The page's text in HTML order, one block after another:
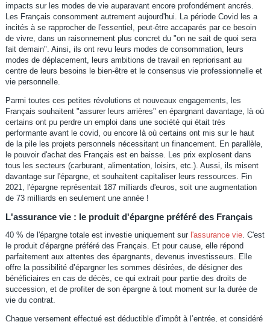
impacts sur les modes de vie auparavant encore profondément ancrés.
Les Français consomment autrement aujourd'hui. La période Covid les a
incités à se rapprocher de l'essentiel, peut-être accaparés par ce besoin
de vivre, dans un raisonnement plus concret du "on ne sait de quoi sera
fait demain". Ainsi, ils ont revu leurs modes de consommation, leurs
modes de déplacement, leurs ambitions de travail en repriorisant au
centre de leurs besoins le bien-être et le consensus vie professionnelle et
vie personnelle.
Parmi toutes ces petites révolutions et nouveaux engagements, les
Français souhaitent "assurer leurs arrières" en épargnant davantage, là où
certains ont pu perdre un emploi dans une société qui était très
performante avant le covid, ou encore là où certains ont mis sur le haut
de la pile les projets personnels nécessitant un financement. En parallèle,
le pouvoir d'achat des Français est en baisse. Les prix explosent dans
tous les secteurs (carburant, alimentation, loisirs, etc.). Aussi, ils misent
davantage sur l'épargne, et souhaitent capitaliser leurs ressources. Fin
2021, l'épargne représentait 187 milliards d'euros, soit une augmentation
de 73 milliards en seulement une année !
L'assurance vie : le produit d'épargne préféré des Français
40 % de l'épargne totale est investie uniquement sur l'assurance vie. C'est
le produit d'épargne préféré des Français. Et pour cause, elle répond
parfaitement aux attentes des épargnants, devenus investisseurs. Elle
offre la possibilité d’épargner les sommes désirées, de désigner des
bénéficiaires en cas de décès, ce qui extrait pour partie des droits de
succession, et de profiter de son épargne à tout moment sur la durée de
vie du contrat.
Chaque versement effectué est déductible d’impôt à l’entrée, et considéré